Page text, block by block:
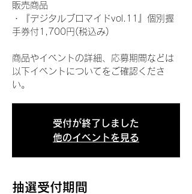
販売商品
・『デジタルブロマイドvol.11』個別握
手券付1,700円(税込み)
商品やイベントの詳細、応募期間などは
以下イベントについてをご確認くださ
い。
受付が終了しました
他のイベントを見る
抽選受付期間